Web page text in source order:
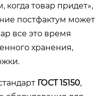
когда товар придет»,
постфактум может
все это время
хранения,
ГОСТ 15150,